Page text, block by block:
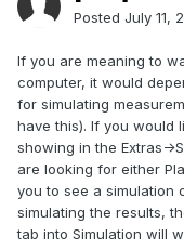
Posted July 11,
If you are meaning to
computer, it would
for simulating
have this). If you would
showing in the Extras-
are looking for either
you to see a simulation
simulating the results,
tab into Simulation will